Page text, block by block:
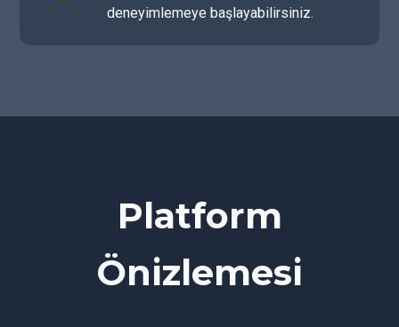
deneyimlemeye başlayabilirsiniz.
Platform
Önizlemesi